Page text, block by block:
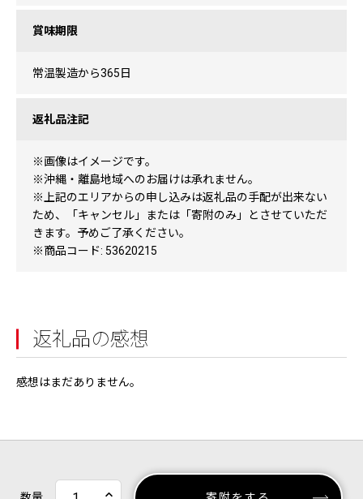
賞味期限
常温製造から365日
返礼品注記
※画像はイメージです。
※沖縄・離島地域へのお届けは承れません。
※上記のエリアからの申し込みは返礼品の手配が出来ない
ため、「キャンセル」または「寄附のみ」とさせていただ
きます。予めご了承ください。
※商品コード: 53620215
返礼品の感想
感想はまだありません。